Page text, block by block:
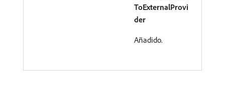
ToExternalProvi
der
Añadido.